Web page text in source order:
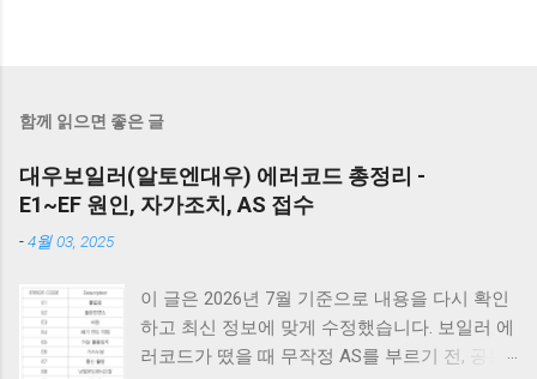
함께 읽으면 좋은 글
대우보일러(알토엔대우) 에러코드 총정리 -
E1~EF 원인, 자가조치, AS 접수
-4월 03, 2025
이 글은 2026년 7월 기준으로 내용을 다시 확인
하고 최신 정보에 맞게 수정했습니다. 보일러 에
러코드가 떴을 때 무작정 AS를 부르기 전, 공통